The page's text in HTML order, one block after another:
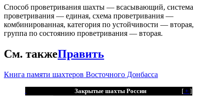
Способ проветривания шахты — всасывающий, система
проветривания — единая, схема проветривания —
комбинированная, категория по устойчивости — вторая,
группа по состоянию проветривания — вторая.
См. такжеПравить
Книга памяти шахтеров Восточного Донбасса
[+ ]
Закрытые шахты России